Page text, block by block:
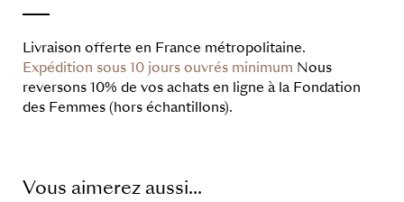
Livraison offerte en France métropolitaine.
Expédition sous 10 jours ouvrés minimum Nous
reversons 10% de vos achats en ligne à la Fondation
des Femmes (hors échantillons).
Vous aimerez aussi...